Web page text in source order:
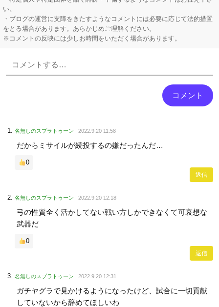
い。
・ブログの運営に支障をきたすようなコメントには必要に応じて法的措置
をとる場合があります。あらかじめご理解ください。
※コメントの反映には少しお時間をいただく場合があります。
名無しのスプラトゥーン 2022.9.20 11:58
だからミサイルが続投するの嫌だったんだ…
0
返信
名無しのスプラトゥーン 2022.9.20 12:18
弓の性質全く活かしてない戦い方しかできなくて可哀想な
武器だ
0
返信
名無しのスプラトゥーン 2022.9.20 12:31
ガチヤグラで見かけるようになったけど、試合に一切貢献
していないから辞めてほしいわ